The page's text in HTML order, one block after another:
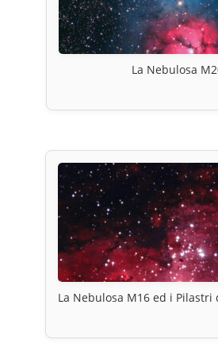
La Nebulosa
La Nebulosa M16 ed i Pilastri